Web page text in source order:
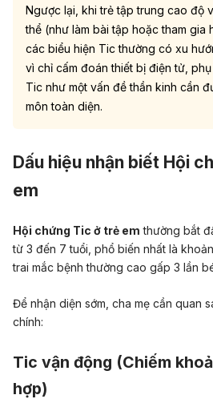
Ngược lại, khi trẻ tập trung cao độ
thể (như làm bài tập hoặc tham gia
các biểu hiện Tic thường có xu
vì chỉ cấm đoán thiết bị điện tử,
Tic như một vấn đề thần kinh cần
môn toàn diện.
Dấu hiệu nhận biết Hội
em
Hội chứng Tic ở trẻ em thường bắt
từ 3 đến 7 tuổi, phổ biến nhất là
trai mắc bệnh thường cao gấp 3 lần
Để nhận diện sớm, cha mẹ cần quan
chính:
Tic vận động (Chiếm
hợp)